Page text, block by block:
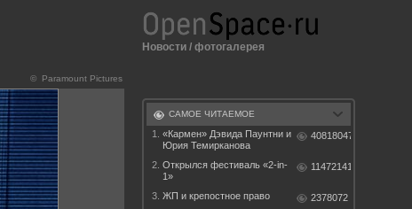
© Paramount Pictures
Новости / фотогалерея
САМОЕ ЧИТАЕМОЕ
1.
«Кармен» Дэвида Паунтни и
Юрия Темирканова
40818047
2. Открылся фестиваль «2-in-
1»
11472141
3. ЖП и крепостное право
2378072